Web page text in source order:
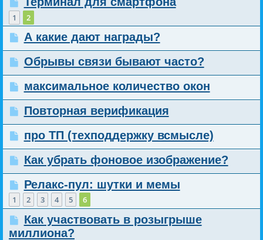
1 2
А какие дают награды?
Обрывы связи бывают часто?
максимальное количество окон
Повторная верификация
про ТП (техподдержку всмысле)
Как убрать фоновое изображение?
Релакс-пул: шутки и мемы
1 2 3 4 5 6
Как участвовать в розыгрыше
миллиона?